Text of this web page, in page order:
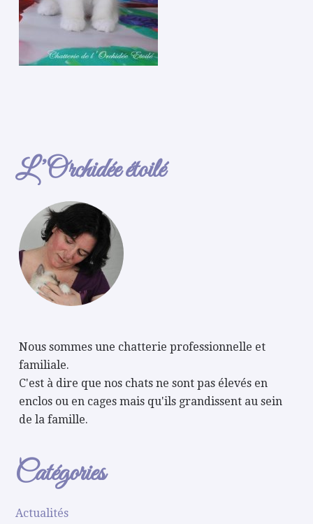
L’Orchidée étoilé
Nous sommes une chatterie professionnelle et
familiale.
C'est à dire que nos chats ne sont pas élevés en
enclos ou en cages mais qu'ils grandissent au sein
de la famille.
Catégories
Actualités